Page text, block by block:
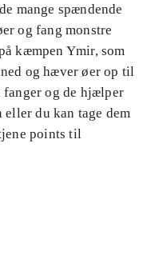
mange spændende
og fang monstre
kæmpen Ymir, som
og hæver øer op til
fanger og de hjælper
du kan tage dem
points til